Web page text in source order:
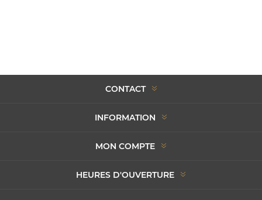
CONTACT
INFORMATION
MON COMPTE
HEURES D'OUVERTURE